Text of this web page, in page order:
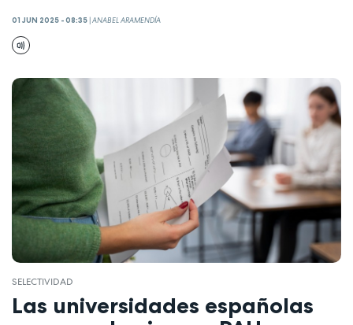
01 JUN 2025 - 08:35 ANABEL ARAMENDÍA
SELECTIVIDAD
Las universidades españolas